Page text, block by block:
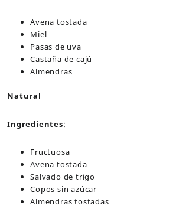
Avena tostada
Miel
Pasas de uva
Castaña de cajú
Almendras
Natural
Ingredientes:
Fructuosa
Avena tostada
Salvado de trigo
Copos sin azúcar
Almendras tostadas